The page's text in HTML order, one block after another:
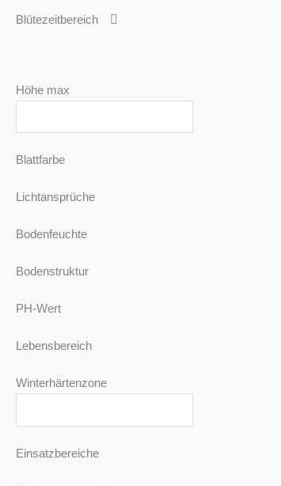
Blütezeitbereich
Höhe max
Blattfarbe
Lichtansprüche
Bodenfeuchte
Bodenstruktur
PH-Wert
Lebensbereich
Winterhärtenzone
Einsatzbereiche